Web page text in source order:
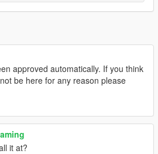
approved automatically. If you think
be here for any reason please
it at?